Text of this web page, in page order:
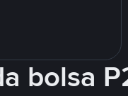
bolsa